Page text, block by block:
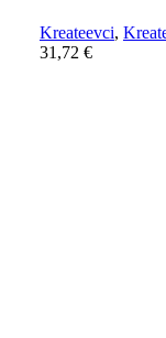
Kreateevci,
31,72 €